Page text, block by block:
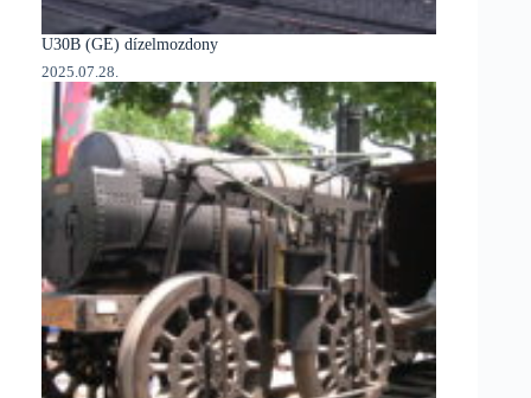
U30B (GE) dízelmozdony
2025.07.28.